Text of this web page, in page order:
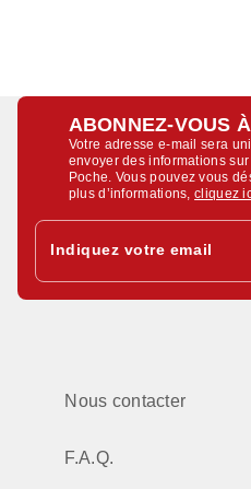
ABONNEZ-VOUS
Votre adresse e-mail sera
envoyer des informations
Poche. Vous pouvez vous
plus d’informations,cliquez
Indiquez votre email
Nous contacter
F.A.Q.